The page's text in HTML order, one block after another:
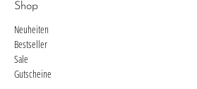
Shop
Neuheiten
Bestseller
Sale
Gutscheine